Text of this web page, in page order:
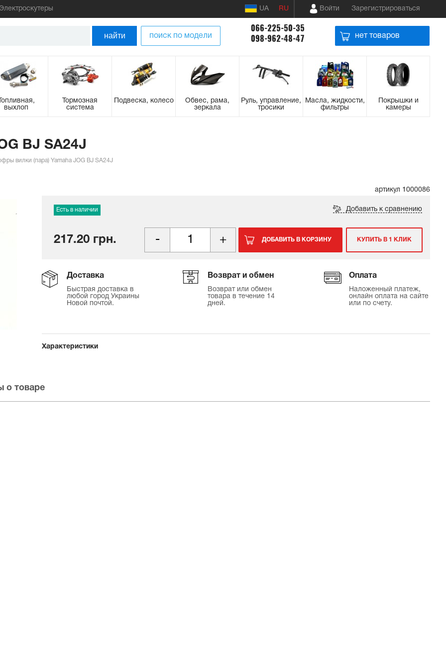
Электроскутеры UA RU Войти Зарегистрироваться
найти поиск по модели
066-225-50-35
098-962-48-47
нет товаров
выхлоп
Тормозная
система
Подвеска, колесо
Обвес, рама,
зеркала
Руль, управление,
тросики
Масла, жидкости,
фильтры
Покрышки и
камеры
BJ SA24J
вилки (пара) Yamaha JOG BJ SA24J
артикул 1000086
Есть в наличии Добавить к сравнению
217.20 грн. ДОБАВИТЬ В КОРЗИНУ КУПИТЬ В 1 КЛИК
Доставка
Быстрая доставка в
любой город Украины
Новой почтой.
Возврат и обмен
Возврат или обмен
товара в течение 14
дней.
Оплата
Наложенный платеж,
онлайн оплата на сайте
или по счету.
Характеристики
о товаре